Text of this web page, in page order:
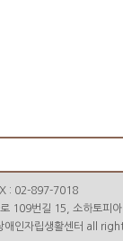
: 02-897-7018
109번길 15, 소하토피
인자립생활센터 all